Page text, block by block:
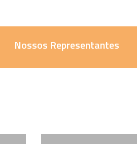
Nossos Representantes